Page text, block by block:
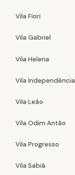
Vila Fiori
Vila Gabriel
Vila Helena
Vila Independência
Vila Leão
Vila Odim Antão
Vila Progresso
Vila Sabiá